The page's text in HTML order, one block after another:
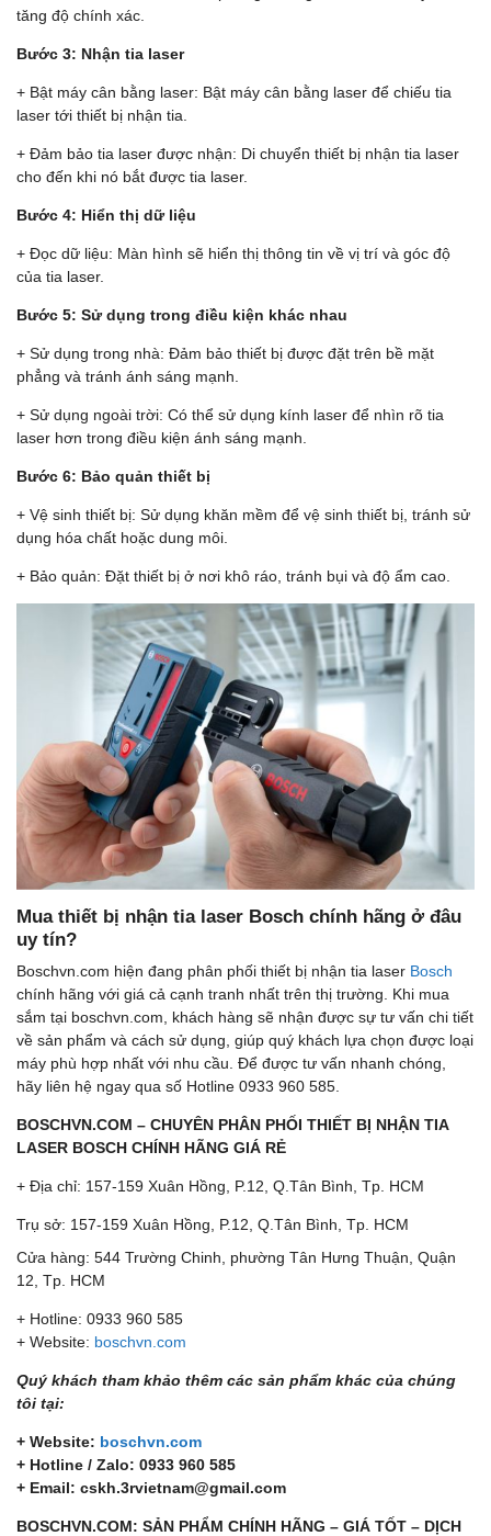
tăng độ chính xác.
Bước 3: Nhận tia laser
+ Bật máy cân bằng laser: Bật máy cân bằng laser để chiếu tia
laser tới thiết bị nhận tia.
+ Đảm bảo tia laser được nhận: Di chuyển thiết bị nhận tia laser
cho đến khi nó bắt được tia laser.
Bước 4: Hiển thị dữ liệu
+ Đọc dữ liệu: Màn hình sẽ hiển thị thông tin về vị trí và góc độ
của tia laser.
Bước 5: Sử dụng trong điều kiện khác nhau
+ Sử dụng trong nhà: Đảm bảo thiết bị được đặt trên bề mặt
phẳng và tránh ánh sáng mạnh.
+ Sử dụng ngoài trời: Có thể sử dụng kính laser để nhìn rõ tia
laser hơn trong điều kiện ánh sáng mạnh.
Bước 6: Bảo quản thiết bị
+ Vệ sinh thiết bị: Sử dụng khăn mềm để vệ sinh thiết bị, tránh sử
dụng hóa chất hoặc dung môi.
+ Bảo quản: Đặt thiết bị ở nơi khô ráo, tránh bụi và độ ẩm cao.
Mua thiết bị nhận tia laser Bosch chính hãng ở đâu
uy tín?
Boschvn.com hiện đang phân phối thiết bị nhận tia laser Bosch
chính hãng với giá cả cạnh tranh nhất trên thị trường. Khi mua
sắm tại boschvn.com, khách hàng sẽ nhận được sự tư vấn chi tiết
về sản phẩm và cách sử dụng, giúp quý khách lựa chọn được loại
máy phù hợp nhất với nhu cầu. Để được tư vấn nhanh chóng,
hãy liên hệ ngay qua số Hotline 0933 960 585.
BOSCHVN.COM – CHUYÊN PHÂN PHỐI THIẾT BỊ NHẬN TIA
LASER BOSCH CHÍNH HÃNG GIÁ RẺ
+ Địa chỉ: 157-159 Xuân Hồng, P.12, Q.Tân Bình, Tp. HCM
Trụ sở: 157-159 Xuân Hồng, P.12, Q.Tân Bình, Tp. HCM
Cửa hàng: 544 Trường Chinh, phường Tân Hưng Thuận, Quận
12, Tp. HCM
+ Hotline: 0933 960 585
+ Website: boschvn.com
Quý khách tham khảo thêm các sản phẩm khác của chúng
tôi tại:
+ Website: boschvn.com
+ Hotline / Zalo: 0933 960 585
+ Email: cskh.3rvietnam@gmail.com
BOSCHVN.COM: SẢN PHẨM CHÍNH HÃNG – GIÁ TỐT – DỊCH